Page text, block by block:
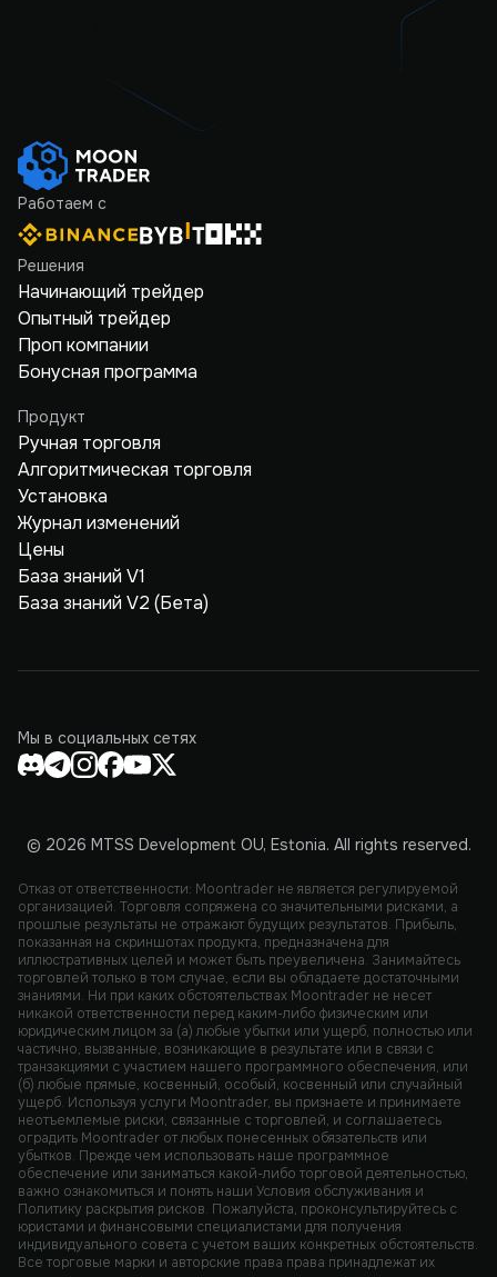
Работаем с
Решения
Начинающий трейдер
Опытный трейдер
Проп компании
Бонусная программа
Продукт
Ручная торговля
Алгоритмическая торговля
Установка
Журнал изменений
Цены
База знаний V1
База знаний V2 (Бета)
Мы в социальных сетях
© 2026 MTSS Development OU, Estonia. All rights reserved.
Отказ от ответственности: Moontrader не является регулируемой
организацией. Торговля сопряжена со значительными рисками, а
прошлые результаты не отражают будущих результатов. Прибыль,
показанная на скриншотах продукта, предназначена для
иллюстративных целей и может быть преувеличена. Занимайтесь
торговлей только в том случае, если вы обладаете достаточными
знаниями. Ни при каких обстоятельствах Moontrader не несет
никакой ответственности перед каким-либо физическим или
юридическим лицом за (а) любые убытки или ущерб, полностью или
частично, вызванные, возникающие в результате или в связи с
транзакциями с участием нашего программного обеспечения, или
(б) любые прямые, косвенный, особый, косвенный или случайный
ущерб. Используя услуги Moontrader, вы признаете и принимаете
неотъемлемые риски, связанные с торговлей, и соглашаетесь
оградить Moontrader от любых понесенных обязательств или
убытков. Прежде чем использовать наше программное
обеспечение или заниматься какой-либо торговой деятельностью,
важно ознакомиться и понять наши Условия обслуживания и
Политику раскрытия рисков. Пожалуйста, проконсультируйтесь с
юристами и финансовыми специалистами для получения
индивидуального совета с учетом ваших конкретных обстоятельств.
Все торговые марки и авторские права права принадлежат их